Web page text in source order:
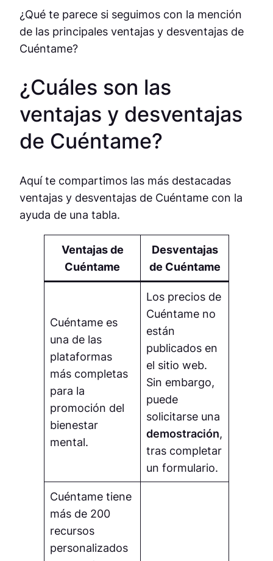
¿Qué te parece si seguimos con la mención
de las principales ventajas y desventajas de
Cuéntame?
¿Cuáles son las
ventajas y desventajas
de Cuéntame?
Aquí te compartimos las más destacadas
ventajas y desventajas de Cuéntame con la
ayuda de una tabla.
Ventajas de
Cuéntame
Desventajas
de Cuéntame
Cuéntame es
una de las
plataformas
más completas
para la
promoción del
bienestar
mental.
Los precios de
Cuéntame no
están
publicados en
el sitio web.
Sin embargo,
puede
solicitarse una
demostración,
tras completar
un formulario.
Cuéntame tiene
más de 200
recursos
personalizados